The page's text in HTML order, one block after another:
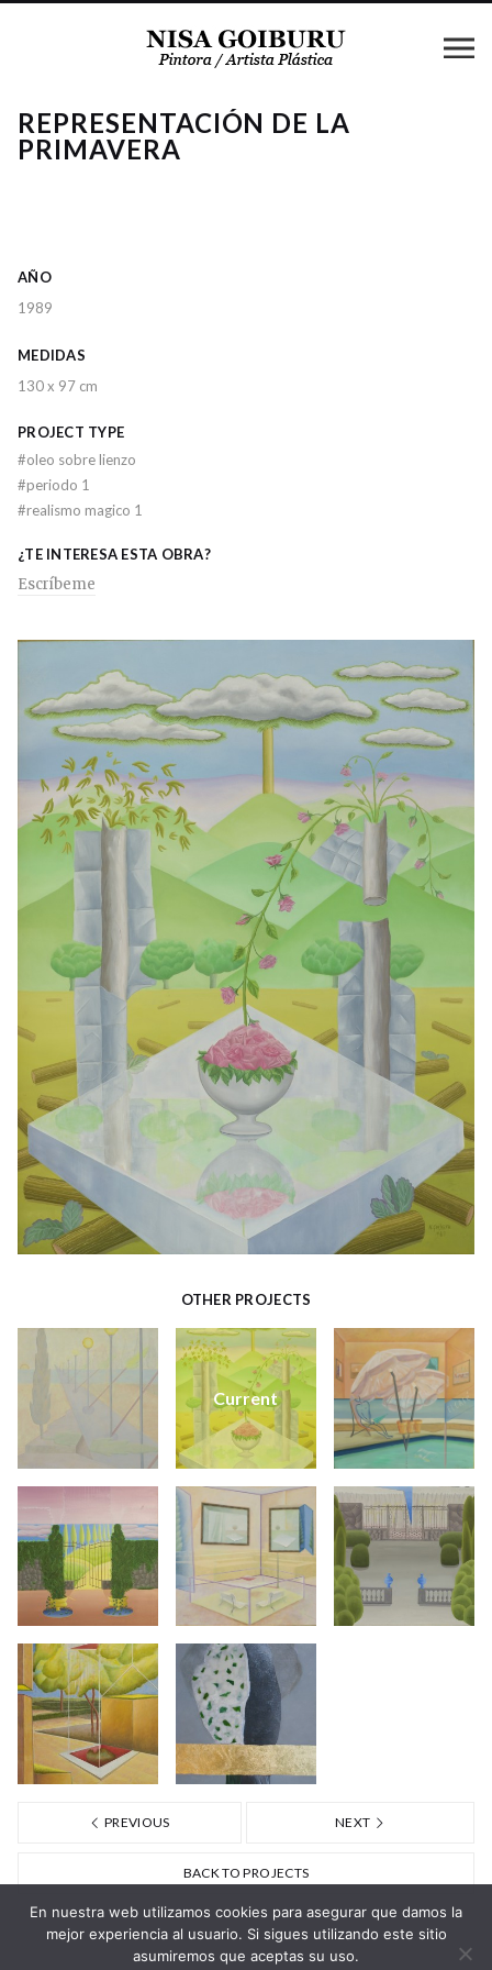
OTHER PROJECTS
Current
PREVIOUS NEXT
BACK TO PROJECTS
REPRESENTACIÓN DE LA
PRIMAVERA
AÑO
1989
MEDIDAS
130 x 97 cm
PROJECT TYPE
#oleo sobre lienzo
#periodo 1
#realismo magico 1
¿TE INTERESA ESTA OBRA?
Escríbeme
En nuestra web utilizamos cookies para asegurar que damos la
mejor experiencia al usuario. Si sigues utilizando este sitio
asumiremos que aceptas su uso.